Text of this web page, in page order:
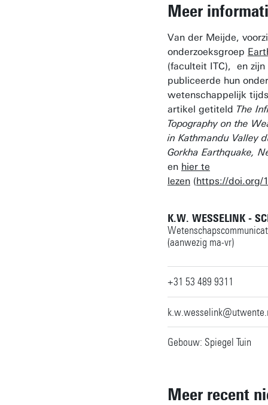
Meer
Van der Meijde,
onderzoeksgroep
(faculteit ITC), en zijn
publiceerde hun
wetenschappelijk
artikel getiteld The
Topography on the
in Kathmandu Valley
Gorkha Earthquake,
en hier te
lezen (https://doi.org/
K.W. WESSELINK -
(aanwezig ma-vr)
+31 53 489 9311
Gebouw: Spiegel Tuin
Meer recent